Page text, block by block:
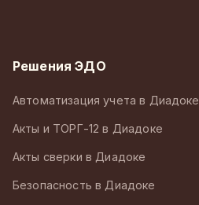
Решения ЭДО
Автоматизация учета в Диадоке
Акты и ТОРГ-12 в Диадоке
Акты сверки в Диадоке
Безопасность в Диадоке